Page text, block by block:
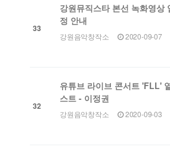
33
강원뮤직스타 본선 녹화영상
정 안내
강원음악창작소 2020-09-
32
유튜브 라이브 콘서트 'FLL'
스트 - 이정권
강원음악창작소 2020-09-